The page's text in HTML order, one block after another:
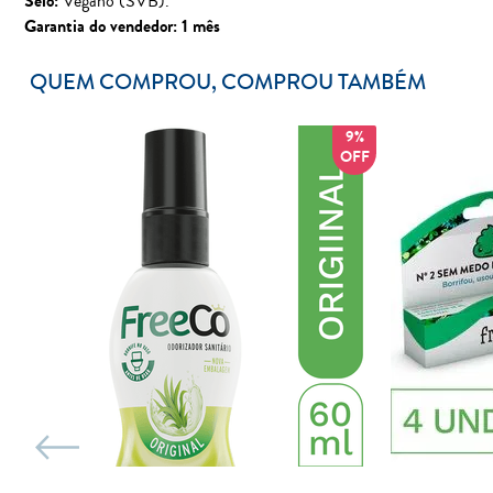
Garantia do vendedor: 1 mês
QUEM COMPROU, COMPROU TAMBÉM
9%